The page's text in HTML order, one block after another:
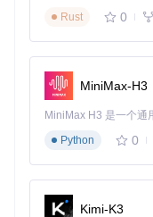
Rust
0
MiniMax-H3
Python
0
Kimi-K3